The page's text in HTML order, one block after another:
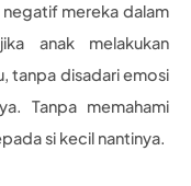
mereka dalam
anak melakukan
tanpa disadari emosi
Tanpa memahami
si kecil nantinya.